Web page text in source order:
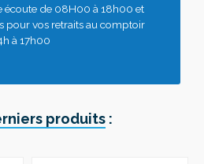
écoute de 08H00 à 18h00 et
pour vos retraits au comptoir
à 17h00
produits :